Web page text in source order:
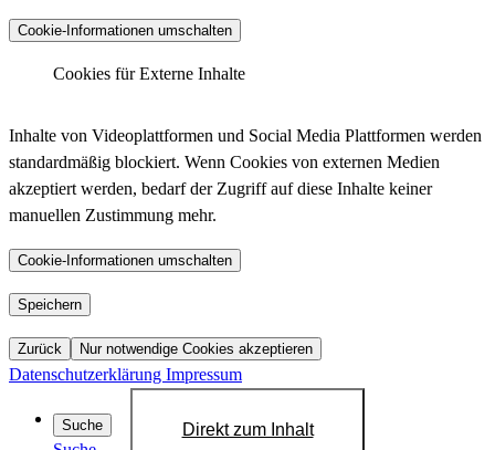
_pk_ses.*.*, _pk_id.*.*, _pk_hsr.*.*,
_pk_ref.*.*, _pk_testcookie.*.*, _pk_uid.*.*,
_pk_cvar.*.*
Laufzeit :
30 Minuten, 13 Monate, 30 Minuten, 6 Monate,
Sitzung, 13 Monate, Dauerhaft, 14 Tage, 30
Jahre, 30 Jahre, Sitzung
Datenschutzlink
https://matomo.org/privacy-policy/
Host :
Cookie-Informationen umschalten
Anbieter : LinkedIn
Cookiename :
bcookie, bscookie, JSESSIONID, lang, lidc,
sdsc, li_gc, li_mc, UID, UserMatchHistory,
Laufzeit :
1 Jahr, 1 Jahr, Sitzung, Sitzung, 24 Stunden,
Sitzung, 6 Monate, 6 Monate, 720 Tage, 30
Tage, 30 Tage, 30 Tage
Datenschutzlink
:
https://de.linkedin.com/legal/privacy-policy?
Cookies für Externe Inhalte
Inhalte von Videoplattformen und Social Media Plattformen werden
standardmäßig blockiert. Wenn Cookies von externen Medien
akzeptiert werden, bedarf der Zugriff auf diese Inhalte keiner
manuellen Zustimmung mehr.
Cookie-Informationen umschalten
YouTube
Speichern
Zurück Nur notwendige Cookies akzeptieren
Datenschutzerklärung Impressum
Direkt zum Inhalt
Suche